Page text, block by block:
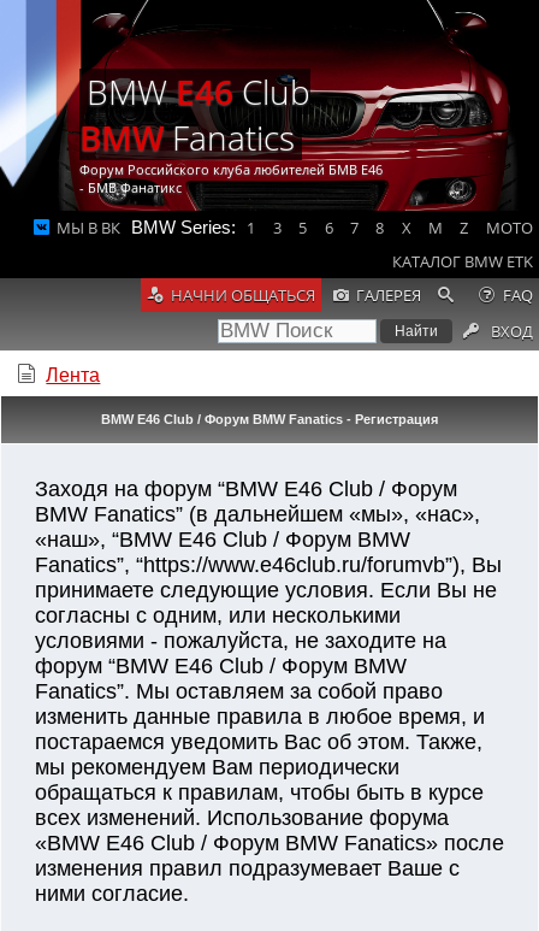
BMWE46Club
BMWFanatics
Форум Российского клуба любителей БМВ Е46
- БМВ Фанатикс
МЫ В ВК BMW Series: 1 3 5 6 7 8 X M Z
MOTO
КАТАЛОГ BMW ETK
НАЧНИ ОБЩАТЬСЯ
ГАЛЕРЕЯ
FAQ
ВХОД
Лента
BMW E46 Club / Форум BMW Fanatics - Регистрация
Заходя на форум “BMW E46 Club / Форум
BMW Fanatics” (в дальнейшем «мы», «нас»,
«наш», “BMW E46 Club / Форум BMW
Fanatics”, “https://www.e46club.ru/forumvb”), Вы
принимаете следующие условия. Если Вы не
согласны с одним, или несколькими
условиями - пожалуйста, не заходите на
форум “BMW E46 Club / Форум BMW
Fanatics”. Мы оставляем за собой право
изменить данные правила в любое время, и
постараемся уведомить Вас об этом. Также,
мы рекомендуем Вам периодически
обращаться к правилам, чтобы быть в курсе
всех изменений. Использование форума
«BMW E46 Club / Форум BMW Fanatics» после
изменения правил подразумевает Ваше с
ними согласие.